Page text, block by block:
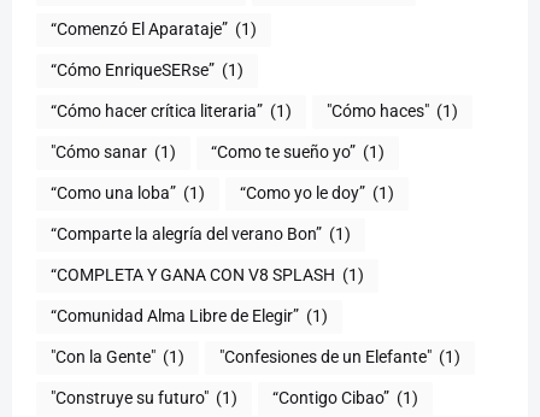
“Comenzó El Aparataje” (1)
“Cómo EnriqueSERse” (1)
(1) "Cómo haces" (1)
"Cómo sanar (1) “Como te sueño yo” (1)
“Como una loba” (1) “Como yo le doy” (1)
“Comparte la alegría del verano Bon” (1)
“COMPLETA Y GANA CON V8 SPLASH (1)
“Comunidad Alma Libre de Elegir” (1)
"Con la Gente" (1) "Confesiones de un Elefante" (1)
"Construye su futuro" (1) “Contigo Cibao” (1)